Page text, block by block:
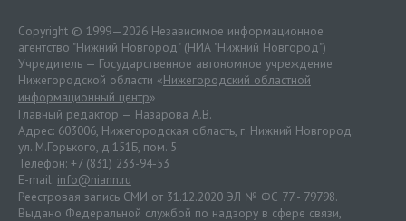
Copyright © 1999—2026 Независимое информационное
агентство "Нижний Новгород" (НИА "Нижний Новгород")
Учредитель — Государственное автономное учреждение
Нижегородской области «Нижегородский областной
информационный центр»
Главный редактор — Назарова А.В.
Адрес: 603006, Нижегородская область, г. Нижний Новгород.
ул. М.Горького, д.151Б, пом. 5
Телефон: +7 (831) 233-94-53
E-mail: info@niann.ru
Реестровая запись СМИ от 31.12.2020 ЭЛ № ФС 77 - 79798.
Выдано Федеральной службой по надзору в сфере связи,